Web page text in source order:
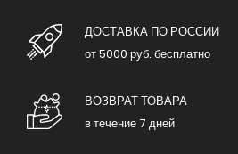
ДОСТАВКА ПО РОССИИ
от 5000 руб. бесплатно
ВОЗВРАТ ТОВАРА
в течение 7 дней